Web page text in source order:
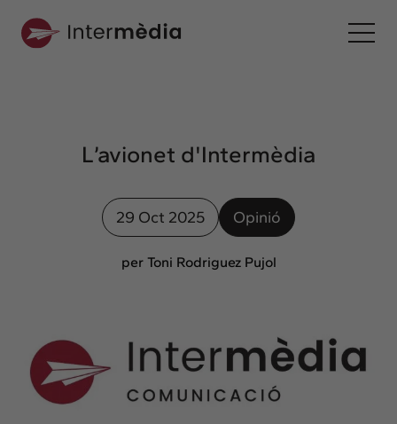
Els nostres serveis
Interacció
Interrelació
Clients
Insights
L’avionet d'Intermèdia
29 Oct 2025 Opinió
per Toni Rodriguez Pujol